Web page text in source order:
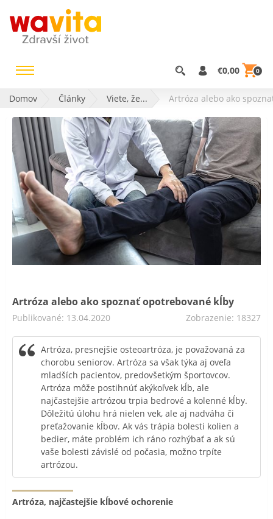
€0,00 0
Domov Články Viete, že... Artróza alebo ako
Artróza alebo ako spoznať opotrebované kĺby
Publikované: 13.04.2020 Zobrazenie: 18327
Artróza, presnejšie osteoartróza, je považovaná za
chorobu seniorov. Artróza sa však týka aj oveľa
mladších pacientov, predovšetkým športovcov.
Artróza môže postihnúť akýkoľvek kĺb, ale
najčastejšie artrózou trpia bedrové a kolenné kĺby.
Dôležitú úlohu hrá nielen vek, ale aj nadváha či
preťažovanie kĺbov. Ak vás trápia bolesti kolien a
bedier, máte problém ich ráno rozhýbať a ak sú
vaše bolesti závislé od počasia, možno trpíte
artrózou.
Artróza, najčastejšie kĺbové ochorenie